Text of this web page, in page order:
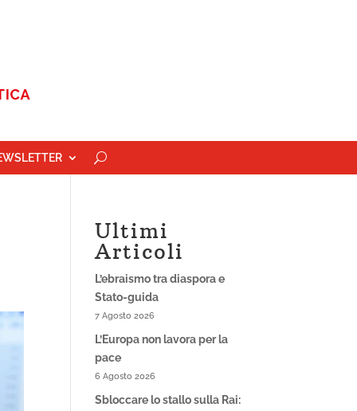
Ultimi
Articoli
L’ebraismo tra diaspora e
Stato-guida
7 Agosto 2026
L’Europa non lavora per la
pace
6 Agosto 2026
Sbloccare lo stallo sulla Rai: